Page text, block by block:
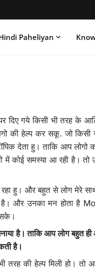
Paheliyan
दिए गये किसी भी तरह के
की हेल्प कर सकू. जो
देता हु। ताकि आप लोगो
में कोई समस्या आ रही है।
हु। और बहुत से लोग मेरे
और उनका मन होता है
सके।
है। ताकि आप लोग बहुत
है।
तरह की हेल्प मिली हो। तो